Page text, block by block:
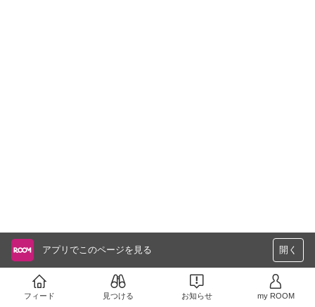
アプリでこのページを見る 開く
フィード 見つける お知らせ my ROOM